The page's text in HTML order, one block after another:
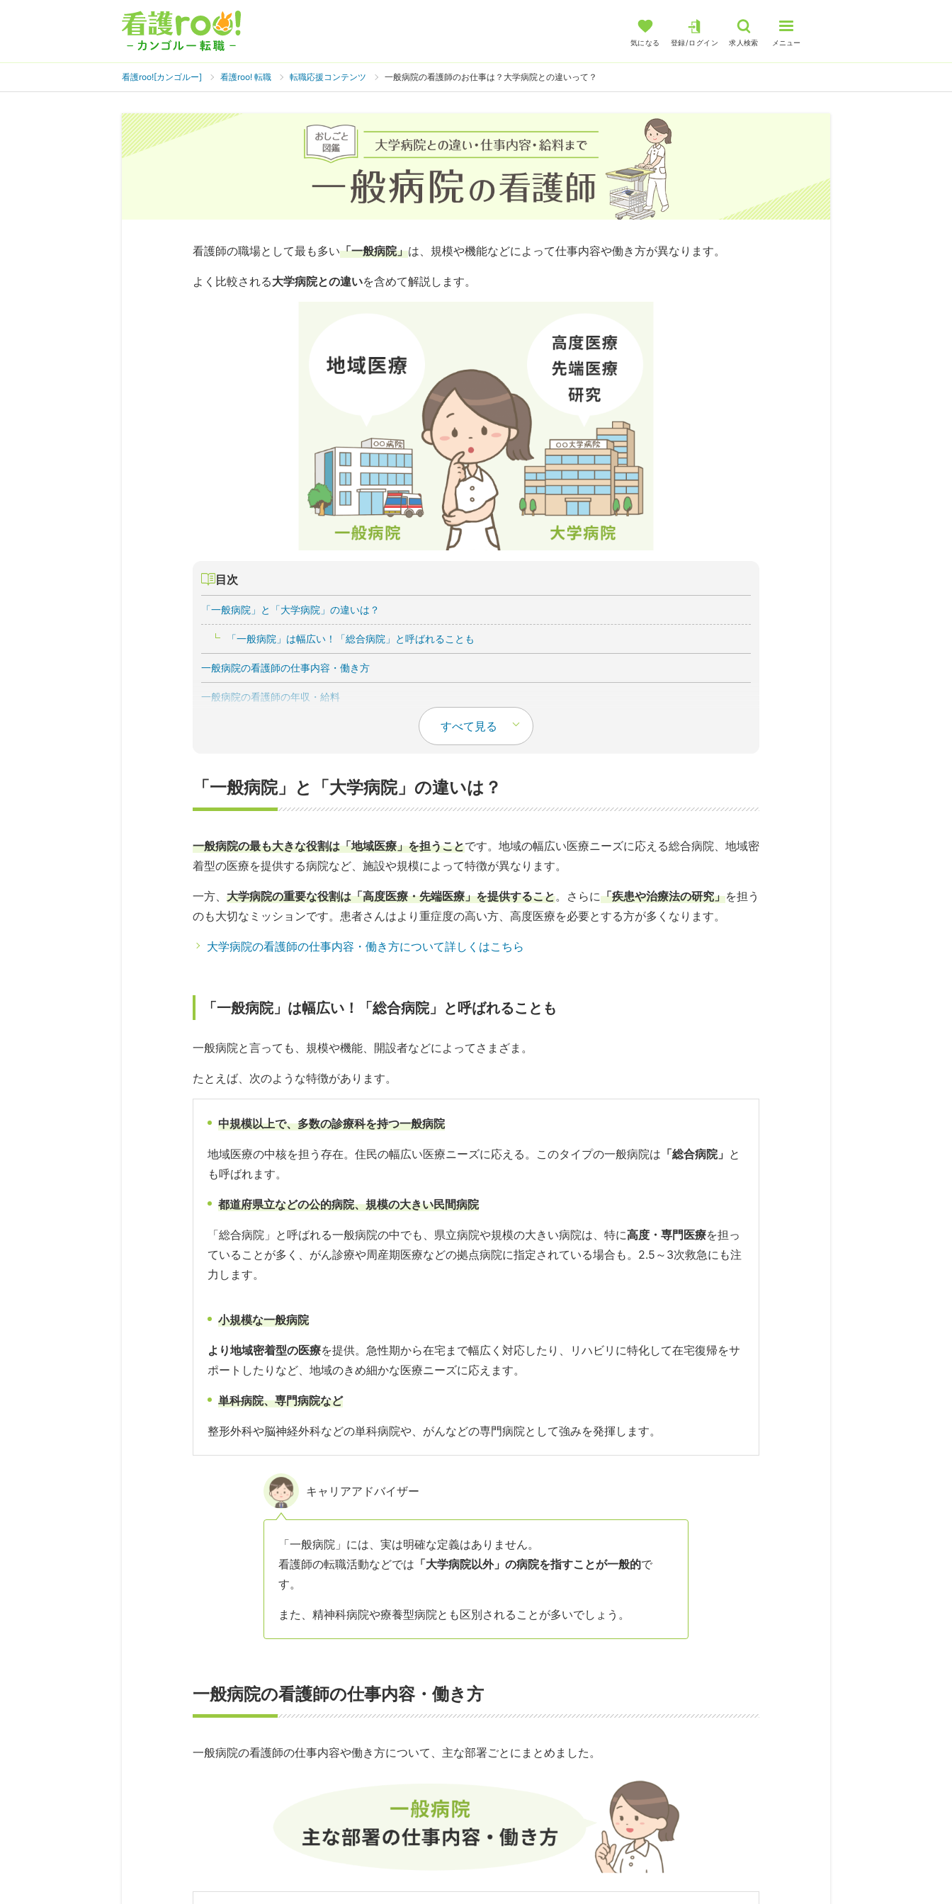
気になる 登録/ログイン 求人検索 メニュー
看護roo![カンゴルー] 看護roo! 転職 転職応援コンテンツ 一般病院の看護師のお仕事は？大学病院との違いって？
看護師の職場として最も多い「一般病院」は、規模や機能などによって仕事内容や働き方が異なります。
よく比較される大学病院との違いを含めて解説します。
目次
「一般病院」と「大学病院」の違いは？
「一般病院」は幅広い！「総合病院」と呼ばれることも
一般病院の看護師の仕事内容・働き方
一般病院の看護師の年収・給料
一般病院の看護師のデメリット
一般病院の中から勤務先を選ぶときのチェックポイント
1.一般病院の「規模」
2.一般病院の「機能」
3.一般病院の「診療科・部署」
すべて見る
「一般病院」と「大学病院」の違いは？
一般病院の最も大きな役割は「地域医療」を担うことです。地域の幅広い医療ニーズに応える総合病院、地域密
着型の医療を提供する病院など、施設や規模によって特徴が異なります。
一方、 大学病院の重要な役割は「高度医療・先端医療」を提供すること。さらに「疾患や治療法の研究」を担う
のも大切なミッションです。患者さんはより重症度の高い方、高度医療を必要とする方が多くなります。
大学病院の看護師の仕事内容・働き方について詳しくはこちら
「一般病院」は幅広い！「総合病院」と呼ばれることも
一般病院と言っても、規模や機能、開設者などによってさまざま。
たとえば、次のような特徴があります。
中規模以上で、多数の診療科を持つ一般病院
地域医療の中核を担う存在。住民の幅広い医療ニーズに応える。このタイプの一般病院は 「総合病院」 と
も呼ばれます。
都道府県立などの公的病院、規模の大きい民間病院
「総合病院」と呼ばれる一般病院の中でも、県立病院や規模の大きい病院は、特に高度・専門医療を担っ
ていることが多く、がん診療や周産期医療などの拠点病院に指定されている場合も。2.5～3次救急にも注
力します。
小規模な一般病院
より地域密着型の医療を提供。急性期から在宅まで幅広く対応したり、リハビリに特化して在宅復帰をサ
ポートしたりなど、地域のきめ細かな医療ニーズに応えます。
単科病院、専門病院など
整形外科や脳神経外科などの単科病院や、がんなどの専門病院として強みを発揮します。
キャリアアドバイザー
「一般病院」には、実は明確な定義はありません。
看護師の転職活動などでは 「大学病院以外」の病院を指すことが一般的で
す。
また、精神科病院や療養型病院とも区別されることが多いでしょう。
一般病院の看護師の仕事内容・働き方
一般病院の看護師の仕事内容や働き方について、主な部署ごとにまとめました。